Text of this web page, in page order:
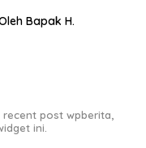
Bapak H.
post wpberita,
ini.